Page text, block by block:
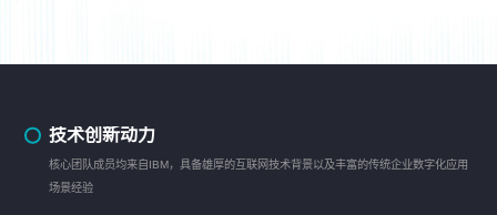
技术创新动力
核心团队成员均来自IBM，具备雄厚的互联网技术背景以及丰富的传统企业数字化应用
场景经验